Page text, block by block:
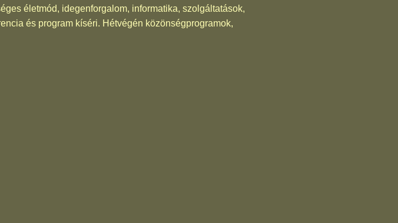
életmód, idegenforgalom, informatika, szolgáltatások,
és program kíséri. Hétvégén közönségprogramok,